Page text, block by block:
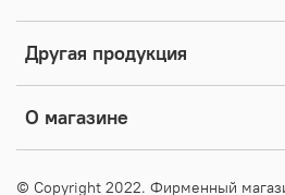
Другая продукция
О магазине
© Copyright 2022. Фирменный